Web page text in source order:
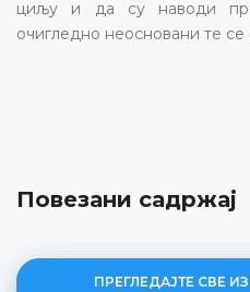
циљу и да су наводи
очигледно неосновани те се
Повезани садржај
ПРЕГЛЕДАЈТЕ СВЕ